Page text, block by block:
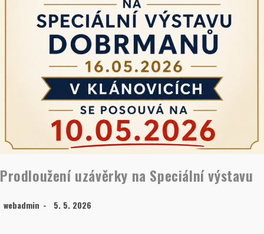
Prodloužení uzávěrky na Speciální výstavu
webadmin 5. 5. 2026